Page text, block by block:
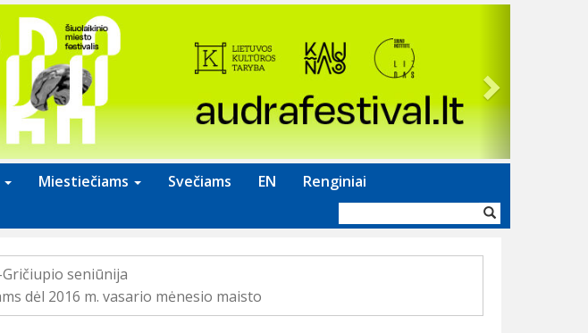
Miestiečiams Svečiams EN Renginiai
forma
seniūnija
dėl 2016 m. vasario mėnesio maisto